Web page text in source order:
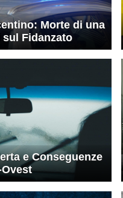
Morte di una
Fidanzato
e Conseguenze